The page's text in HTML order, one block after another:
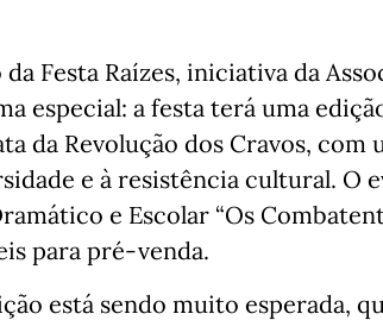
Festa Raízes, iniciativa da
especial: a festa terá uma
da Revolução dos Cravos, com
e à resistência cultural. O
e Escolar “Os
para pré-venda.
está sendo muito esperada,